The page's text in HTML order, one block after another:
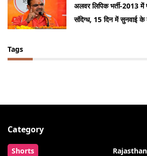
अलवर लिपिक भर्ती-2013 में
संदिग्ध, 15 दिन में सुनवाई के
Tags
Category
Shorts